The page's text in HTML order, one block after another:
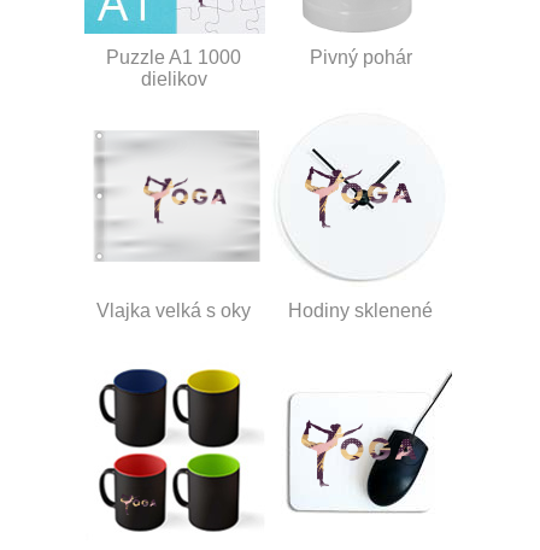
Puzzle A1 1000
dielikov
Pivný pohár
Vlajka velká s oky Hodiny sklenené